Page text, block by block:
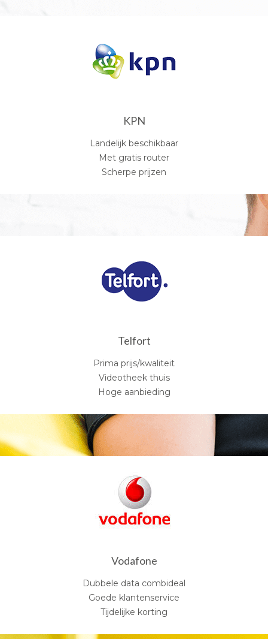
KPN
Landelijk beschikbaar
Met gratis router
Scherpe prijzen
Telfort
Prima prijs/kwaliteit
Videotheek thuis
Hoge aanbieding
Vodafone
Dubbele data combideal
Goede klantenservice
Tijdelijke korting